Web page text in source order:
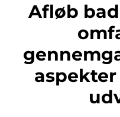
Afløb badeværelse: En